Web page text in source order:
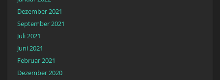
Dezember 2021
September 2021
Juli 2021
Juni 2021
Februar 2021
Dezember 2020